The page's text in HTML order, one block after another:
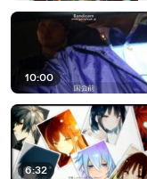
10:00
6:32